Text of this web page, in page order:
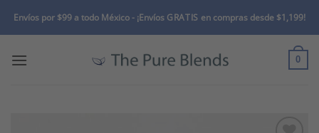
Envíos por $99 a todo México - ¡Envíos GRATIS en compras desde $1,199!
0